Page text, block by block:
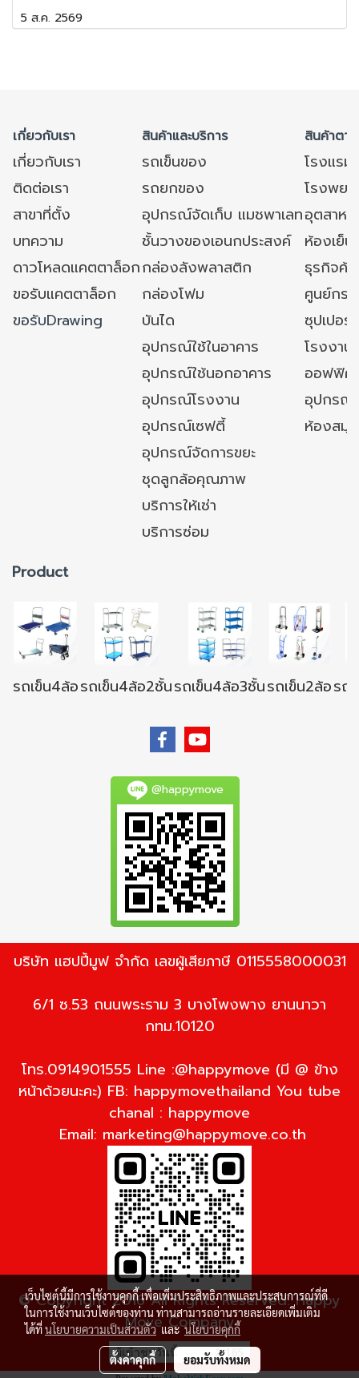
5 ส.ค. 2569
เกี่ยวกับเรา สินค้าและบริการ สินค้าตา
เกี่ยวกับเรา รถเข็นของ
โรงแร
ติดต่อเรา
รถยกของ
โรงพย
สาขาที่ตั้ง
อุปกรณ์จัดเก็บ แมชพาเลทอุตสาหก
บทความ
ชั้นวางของเอนกประสงค์
ห้องเย็
ดาวโหลดแคตตาล็อกกล่องลังพลาสติก
ธุรกิจค้
ขอรับแคตตาล็อก
กล่องโฟม
ศูนย์กร
ขอรับDrawing
บันได
ซุปเปอ
อุปกรณ์ใช้ในอาคาร
โรงงา
อุปกรณ์ใช้นอกอาคาร
ออฟฟิศ/
อุปกรณ์โรงงาน
อุปกรณ์
อุปกรณ์เซฟตี้
ห้องสมุ
อุปกรณ์จัดการขยะ
ชุดลูกล้อคุณภาพ
บริการให้เช่า
บริการซ่อม
Product
รถเข็น4ล้อรถเข็น4ล้อ2ชั้นรถเข็น4ล้อ3ชั้นรถเข็น2ล้อรถ
@happymove
บริษัท แฮปปี้มูฟ จำกัด เลขผู้เสียภาษี 0115558000031
6/1 ซ.53 ถนนพระราม 3 บางโพงพาง ยานนาวา
กทม.10120
โทร.0914901555 Line :@happymove (มี @ ข้าง
หน้าด้วยนะคะ) FB: happymovethailand You tube
chanal : happymove
Email: marketing@happymove.co.th
© Copyright 2016 All Rights Reserved. Happy
Move Company
ผู้เข้าชมวันนี้ 2,165
เว็บไซต์นี้มีการใช้งานคุกกี้ เพื่อเพิ่มประสิทธิภาพและประสบการณ์ที่ดี
ในการใช้งานเว็บไซต์ของท่าน ท่านสามารถอ่านรายละเอียดเพิ่มเติม
ได้ที่นโยบายความเป็นส่วนตัวและนโยบายคุกกี้
ตั้งค่าคุกกี้ ยอมรับทั้งหมด